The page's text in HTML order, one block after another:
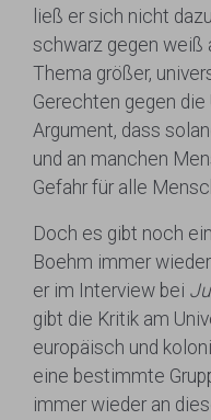
ließ er sich nicht
schwarz gegen weiß
Thema größer,
Gerechten gegen
Argument, dass
und an manchen
Gefahr für alle
Doch es gibt noch
Boehm immer
er im Interview bei
gibt die Kritik am
europäisch und
eine bestimmte
immer wieder an